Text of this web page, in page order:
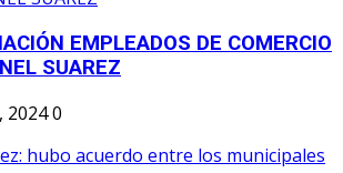
EMPLEADOS DE COMERCIO
SUAREZ
20240